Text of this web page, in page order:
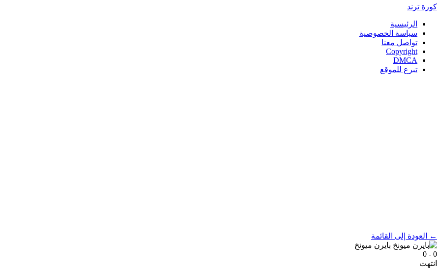
كورة ترند
الرئيسية
سياسة الخصوصية
تواصل معنا
Copyright
DMCA
تبرع للموقع
← العودة إلى القائمة
بايرن ميونخ
0 - 0
انتهت